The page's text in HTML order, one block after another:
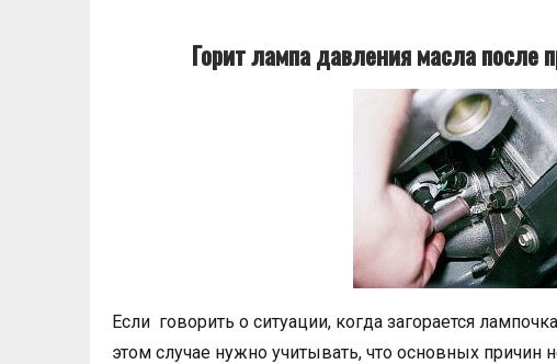
Горит лампа давления масла после
Если говорить о ситуации, когда загорается
этом случае нужно учитывать, что основных причин